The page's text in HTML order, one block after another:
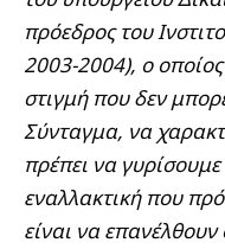
πρόεδρος του
2003-2004), ο
στιγμή που δεν
Σύνταγμα, να
πρέπει να
εναλλακτική που
είναι να